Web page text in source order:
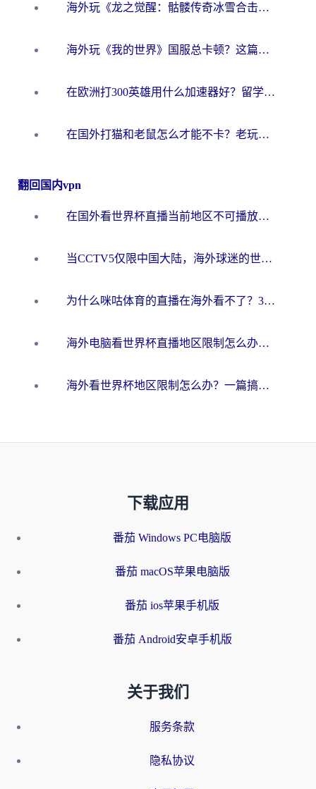
海外玩《龙之觉醒：骷髅传奇冰雪合击》延迟高？这篇指南帮你解决卡顿烦恼！
海外玩《我的世界》国服总卡顿？这篇我的世界游戏加速器指南帮你解决所有问题
在欧洲打300英雄用什么加速器好？留学生亲测有效的解决方案来了
在国外打猫和老鼠怎么才能不卡？老玩家亲测的终极加速指南
翻回国内vpn
在国外看世界杯直播当前地区不可播放？海外党必看的回国加速全攻略
当CCTV5仅限中国大陆，海外球迷的世界杯狂欢如何继续？
为什么咪咕体育的直播在海外看不了？3步解决海外看世界杯+抖音地区限制难题
海外电脑看世界杯直播地区限制怎么办？你需要一个聪明的加速器
海外看世界杯地区限制怎么办？一篇搞定咪咕视频播放+国内资源无缝访问指南
下载应用
番茄 Windows PC电脑版
番茄 macOS苹果电脑版
番茄 ios苹果手机版
番茄 Android安卓手机版
关于我们
服务条款
隐私协议